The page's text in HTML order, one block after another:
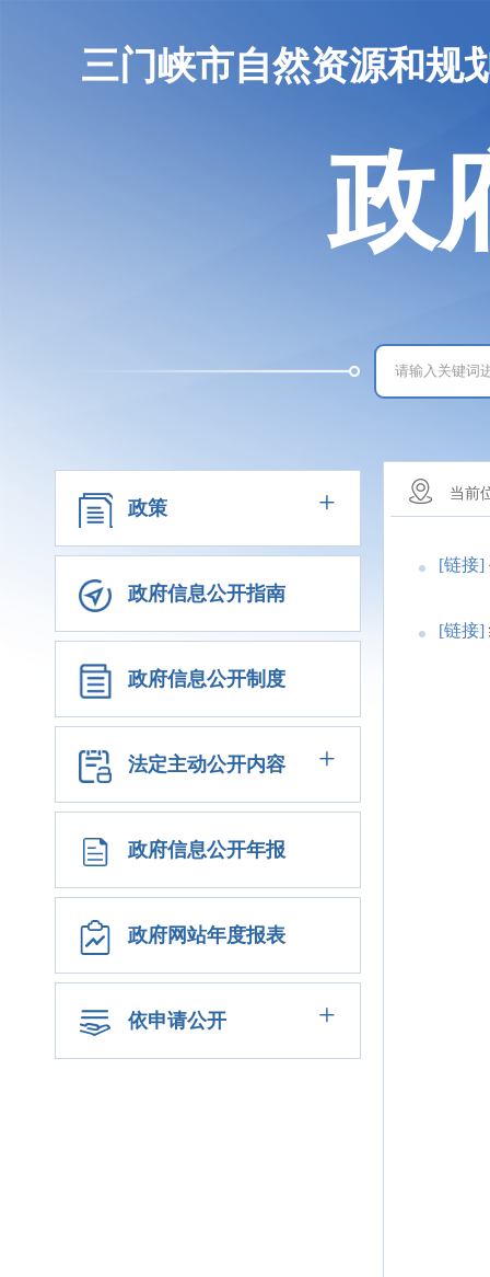
三门峡市自然资源和规
政
政策 +
政府信息公开指南
政府信息公开制度
法定主动公开内容 +
政府信息公开年报
政府网站年度报表
依申请公开 +
当前
[链接]
[链接]